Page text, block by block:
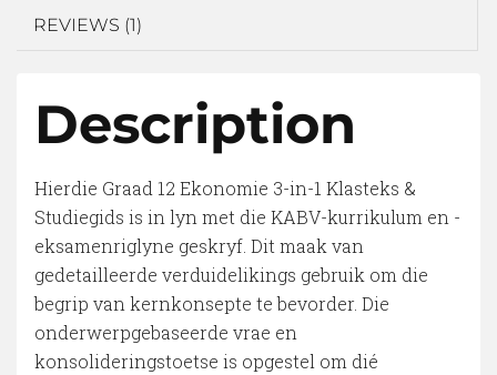
REVIEWS (1)
Description
Hierdie Graad 12 Ekonomie 3-in-1 Klasteks &
Studiegids is in lyn met die KABV-kurrikulum en -
eksamenriglyne geskryf. Dit maak van
gedetailleerde verduidelikings gebruik om die
begrip van kernkonsepte te bevorder. Die
onderwerpgebaseerde vrae en
konsolideringstoetse is opgestel om dié